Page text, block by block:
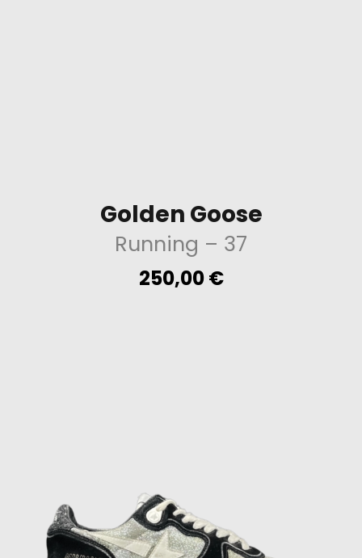
Golden Goose
Running – 37
250,00€